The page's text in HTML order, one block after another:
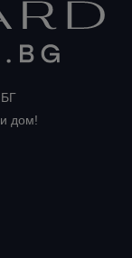
дом!